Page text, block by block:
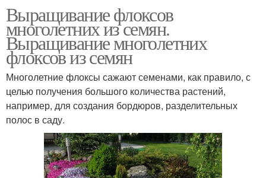
Выращивание флоксов
многолетних из семян.
Выращивание многолетних
флоксов из семян
Многолетние флоксы сажают семенами, как правило, с
целью получения большого количества растений,
например, для создания бордюров, разделительных
полос в саду.